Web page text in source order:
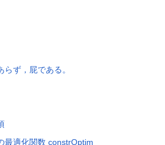
ず，屁である。
最適化関数 constrOptim